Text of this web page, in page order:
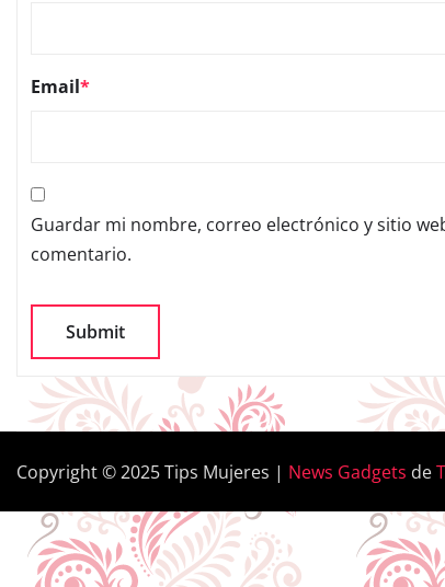
Email*
Guardar mi nombre, correo electrónico y sitio
comentario.
Copyright © 2025 Tips Mujeres | News Gadgets de